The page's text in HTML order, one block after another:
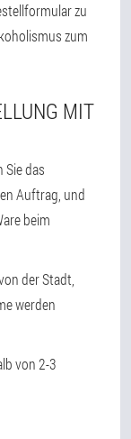
zu
zum
MIT
Sie das
Auftrag, und
beim
der Stadt,
werden
von 2-3